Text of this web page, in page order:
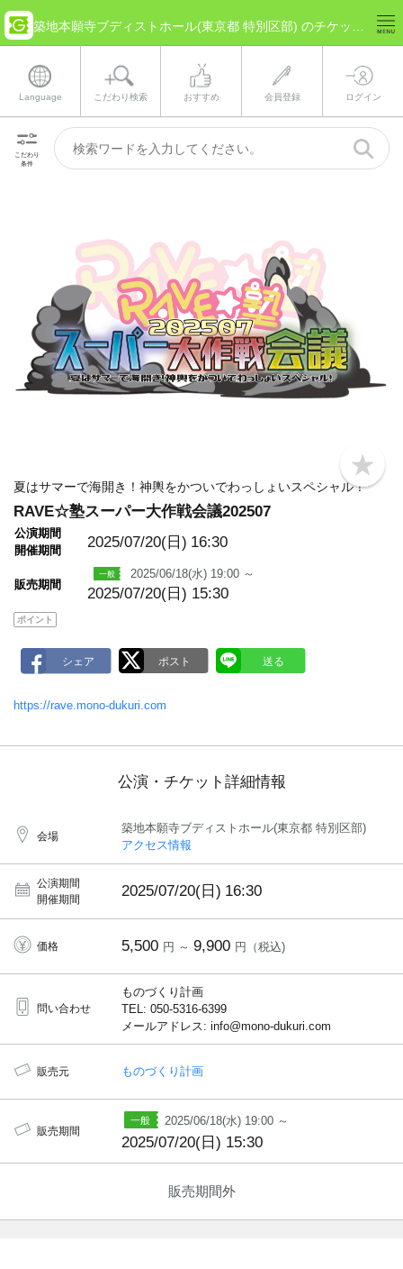
Language こだわり検索 おすすめ 会員登録 ログイン
こだわり
条件
b
o
夏はサマーで海開き！神輿をかついでわっしょいスペシャル！
RAVE☆塾スーパー大作戦会議202507
公演期間
開催期間
2025/07/20(日) 16:30
販売期間
2025/06/18(水) 19:00 ～
2025/07/20(日) 15:30
ポイント
https://rave.mono-dukuri.com
公演・チケット詳細情報
会場
築地本願寺ブディストホール(東京都 特別区部)
アクセス情報
公演期間
開催期間
2025/07/20(日) 16:30
価格 5,500 円 ～ 9,900 円（税込)
問い合わせ
ものづくり計画
TEL: 050-5316-6399
メールアドレス: info@mono-dukuri.com
販売元 ものづくり計画
販売期間
2025/06/18(水) 19:00 ～
2025/07/20(日) 15:30
販売期間外